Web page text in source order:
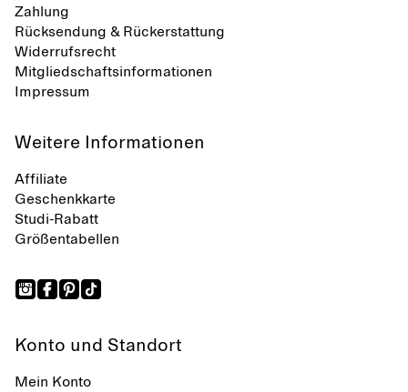
Zahlung
Rücksendung & Rückerstattung
Widerrufsrecht
Mitgliedschaftsinformationen
Impressum
Weitere Informationen
Affiliate
Geschenkkarte
Studi-Rabatt
Größentabellen
Konto und Standort
Mein Konto